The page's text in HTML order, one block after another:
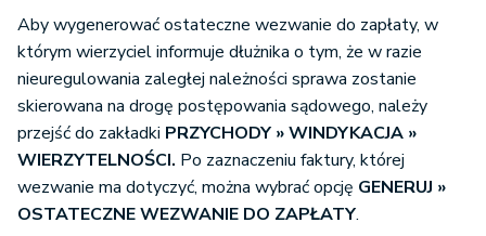
Aby wygenerować ostateczne wezwanie do zapłaty, w
którym wierzyciel informuje dłużnika o tym, że w razie
nieuregulowania zaległej należności sprawa zostanie
skierowana na drogę postępowania sądowego, należy
przejść do zakładki PRZYCHODY » WINDYKACJA »
WIERZYTELNOŚCI. Po zaznaczeniu faktury, której
wezwanie ma dotyczyć, można wybrać opcję GENERUJ »
OSTATECZNE WEZWANIE DO ZAPŁATY.